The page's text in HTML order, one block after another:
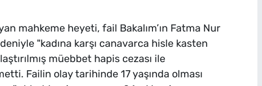
mahkeme heyeti, fail Bakalım’ın Fatma Nur
"kadına karşı canavarca hisle kasten
müebbet hapis cezası ile
Failin olay tarihinde 17 yaşında olması